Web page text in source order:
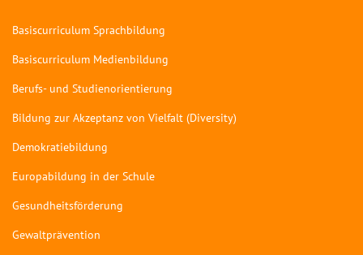
Basiscurriculum Sprachbildung
Basiscurriculum Medienbildung
Berufs- und Studienorientierung
Bildung zur Akzeptanz von Vielfalt (Diversity)
Demokratiebildung
Europabildung in der Schule
Gesundheitsförderung
Gewaltprävention